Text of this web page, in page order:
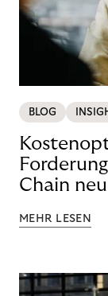
BLOG
Chain
MEHR LESEN